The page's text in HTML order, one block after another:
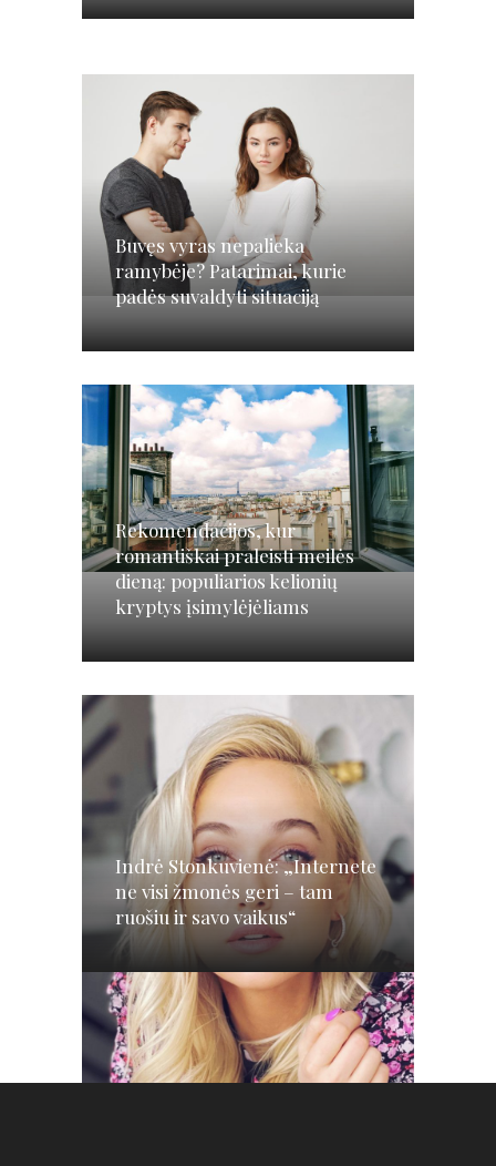
Buvęs vyras nepalieka
ramybėje? Patarimai, kurie
padės suvaldyti situaciją
Rekomendacijos, kur
romantiškai praleisti meilės
dieną: populiarios kelionių
kryptys įsimylėjėliams
Indrė Stonkuvienė: „Internete
ne visi žmonės geri – tam
ruošiu ir savo vaikus“